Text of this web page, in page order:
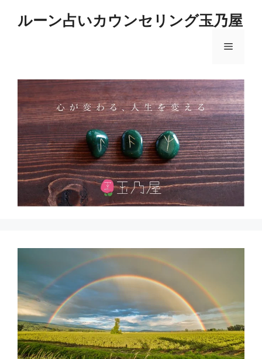
ルーン占いカウンセリング玉乃屋
メ
ニ
ュ
ー